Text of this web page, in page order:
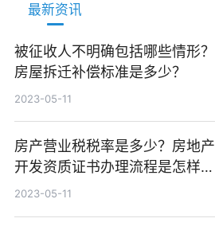
最新资讯
被征收人不明确包括哪些情形？
房屋拆迁补偿标准是多少？
2023-05-11
房产营业税税率是多少？房地产
开发资质证书办理流程是怎样
的？
2023-05-11